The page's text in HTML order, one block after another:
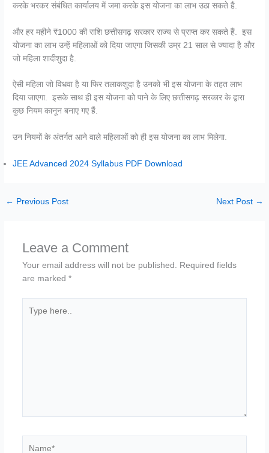
करके भरकर संबंधित कार्यालय में जमा करके इस योजना का लाभ उठा सकते हैं.
और हर महीने ₹1000 की राशि छत्तीसगढ़ सरकार राज्य से प्राप्त कर सकते हैं. इस
योजना का लाभ उन्हें महिलाओं को दिया जाएगा जिसकी उम्र 21 साल से ज्यादा है और
जो महिला शादीशुदा है.
ऐसी महिला जो विधवा है या फिर तलाकशुदा है उनको भी इस योजना के तहत लाभ
दिया जाएगा. इसके साथ ही इस योजना को पाने के लिए छत्तीसगढ़ सरकार के द्वारा
कुछ नियम कानून बनाए गए हैं.
उन नियमों के अंतर्गत आने वाले महिलाओं को ही इस योजना का लाभ मिलेगा.
JEE Advanced 2024 Syllabus PDF Download
← Previous Post Next Post →
Leave a Comment
Your email address will not be published. Required fields
are marked *
here..